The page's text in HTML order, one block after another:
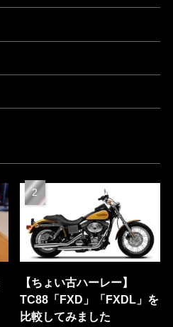
【ちょい古ハーレー】
TC88「FXD」「FXDL」を
比較してみました